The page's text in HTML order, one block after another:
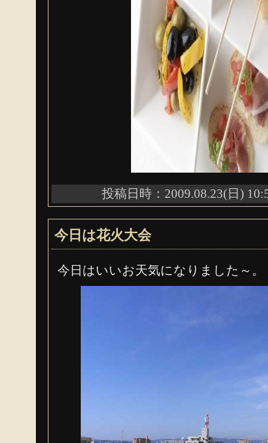
投稿日時：2009.08.23(日)
今日は花火大会
今日はいいお天気になりました～。